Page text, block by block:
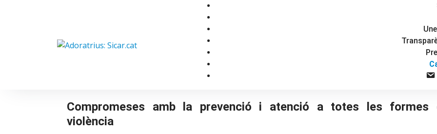
Compromeses amb la prevenció i atenció a totes les formes
violència